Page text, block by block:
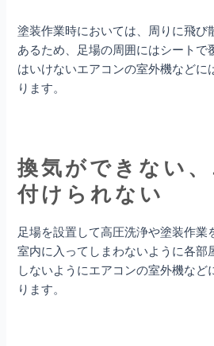
塗装作業時においては、周りに飛び
あるため、足場の周囲にはシートで
はいけないエアコンの室外機などに
ります。
換気ができない
付けられない
足場を設置して高圧洗浄や塗装作業
室内に入ってしまわないように各部
しないようにエアコンの室外機など
ります。